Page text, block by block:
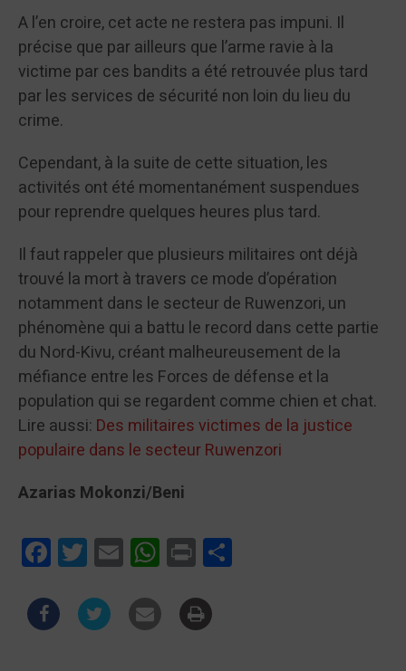
A l’en croire, cet acte ne restera pas impuni. Il
précise que par ailleurs que l’arme ravie à la
victime par ces bandits a été retrouvée plus tard
par les services de sécurité non loin du lieu du
crime.
Cependant, à la suite de cette situation, les
activités ont été momentanément suspendues
pour reprendre quelques heures plus tard.
Il faut rappeler que plusieurs militaires ont déjà
trouvé la mort à travers ce mode d’opération
notamment dans le secteur de Ruwenzori, un
phénomène qui a battu le record dans cette partie
du Nord-Kivu, créant malheureusement de la
méfiance entre les Forces de défense et la
population qui se regardent comme chien et chat.
Lire aussi: Des militaires victimes de la justice
populaire dans le secteur Ruwenzori
Azarias Mokonzi/Beni
FacebookTwitterEmail WhatsApp
Print